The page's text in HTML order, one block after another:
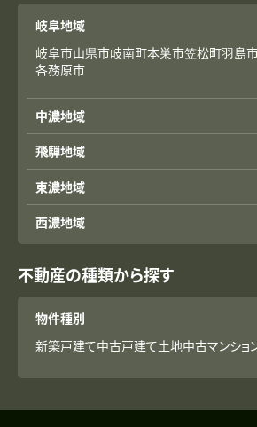
岐阜地域
岐阜市山県市岐南町本巣市笠松町羽島
各務原市
中濃地域
飛騨地域
東濃地域
西濃地域
不動産の種類から探す
物件種別
新築戸建て中古戸建て土地中古マンショ